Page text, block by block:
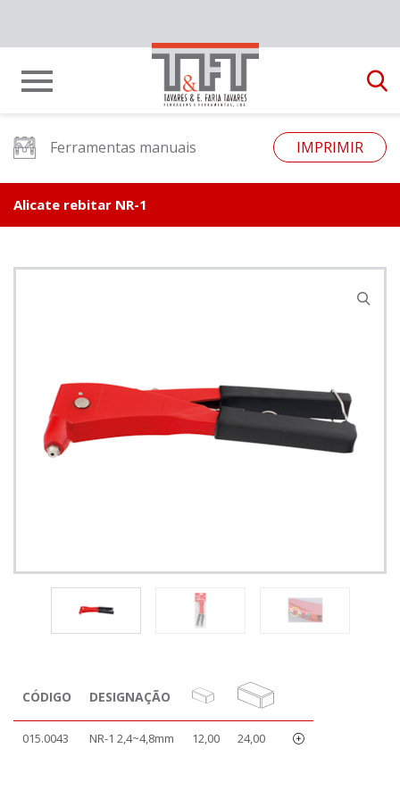
Ferramentas manuais IMPRIMIR
Alicate rebitar NR-1
CÓDIGO DESIGNAÇÃO
015.0043 NR-1 2,4~4,8mm 12,00 24,00